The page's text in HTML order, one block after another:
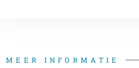
MEER INFORMATIE